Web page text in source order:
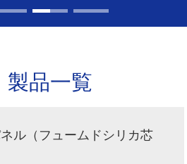
製品一覧
ル（フュームドシリカ芯